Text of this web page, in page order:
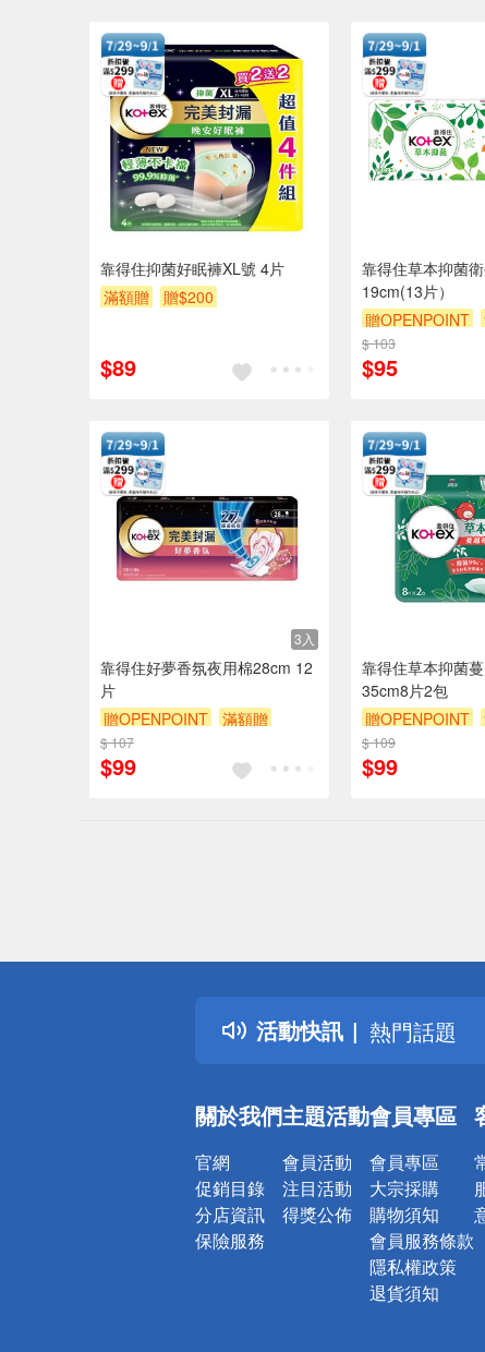
靠得住抑菌好眠褲XL號 4片
滿額贈
贈$200
$89
靠得住草本抑菌
19cm(13片）
贈OPENPOINT
贈$200
$ 103
$95
3入
靠得住好夢香氛夜用棉28cm 12
片
贈OPENPOINT
滿額贈
贈$200
$ 107
$99
靠得住草本抑菌
35cm8片2包
贈OPENPOINT
贈$200
$ 109
$99
活動快訊
詐騙網頁
得獎公告
熱門話題
銀行優惠
詐騙網頁
關於我們
官網
促銷目錄
分店資訊
保險服務
主題活動
會員活動
注目活動
得獎公佈
會員專區
會員專區
大宗採購
購物須知
會員服務條款
隱私權政策
退貨須知